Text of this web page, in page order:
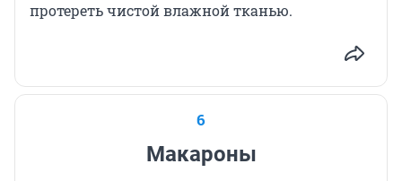
протереть чистой влажной тканью.
6
Макароны